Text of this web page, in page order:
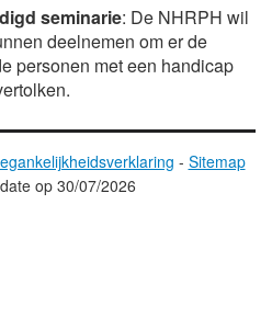
seminarie: De NHRPH wil
deelnemen om er de
personen met een handicap
- Sitemap
op30/07/2026